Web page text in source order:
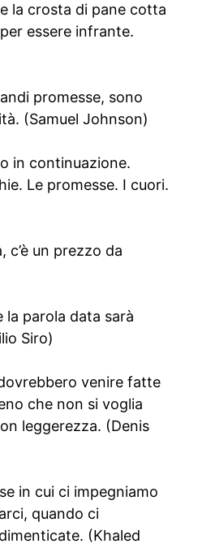
la crosta di pane cotta
essere infrante.
promesse, sono
(Samuel Johnson)
in continuazione.
Le promesse. I cuori.
c’è un prezzo da
la parola data sarà
Siro)
venire fatte
che non si voglia
leggerezza. (Denis
in cui ci impegniamo
quando ci
(Khaled